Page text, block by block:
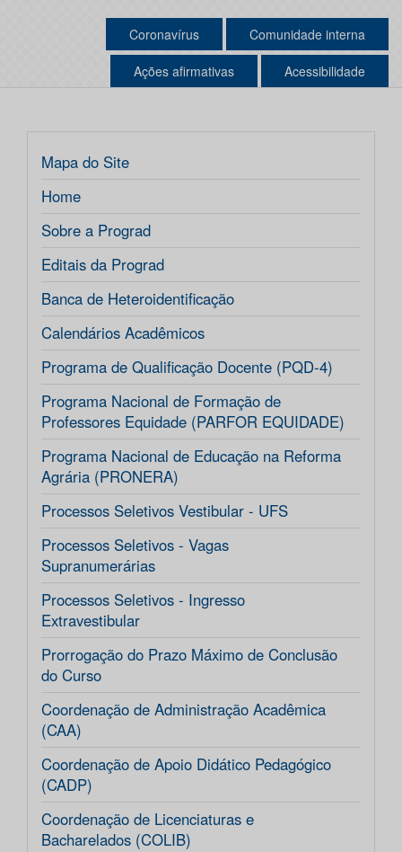
Coronavírus Comunidade interna
Ações afirmativas Acessibilidade
Mapa do Site
Home
Sobre a Prograd
Editais da Prograd
Banca de Heteroidentificação
Calendários Acadêmicos
Programa de Qualificação Docente (PQD-4)
Programa Nacional de Formação de
Professores Equidade (PARFOR EQUIDADE)
Programa Nacional de Educação na Reforma
Agrária (PRONERA)
Processos Seletivos Vestibular - UFS
Processos Seletivos - Vagas
Supranumerárias
Processos Seletivos - Ingresso
Extravestibular
Prorrogação do Prazo Máximo de Conclusão
do Curso
Coordenação de Administração Acadêmica
(CAA)
Coordenação de Apoio Didático Pedagógico
(CADP)
Coordenação de Licenciaturas e
Bacharelados (COLIB)